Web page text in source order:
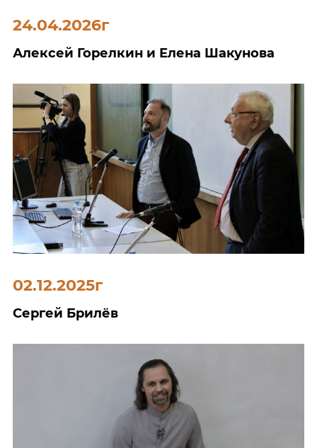
24.04.2026г
Алексей Горелкин и Елена Шакунова
02.12.2025г
Сергей Брилёв